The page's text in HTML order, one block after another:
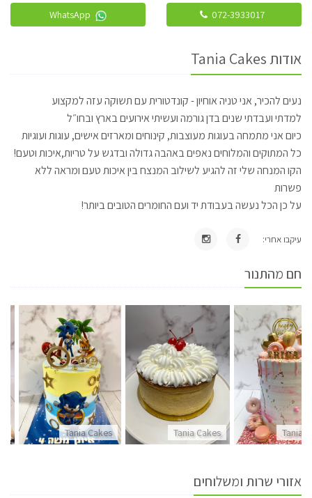
072-3933017
אודות Tania Cakes
נעים להכיר, אני טניה אוחיון - קונדטורית עם תשוקה עזה למקצוע
למדתי ועבדתי שנים בדן גורמה ועשיתי אירועים בארץ ובחו״ל
כיום אני מתמחה בעוגות מעוצבות, קינוחים ומארזים אישים, עוגות ועוגיות
כל המתוקים והמלוחים נאפים באהבה גדולה ובדגש על טריות,איכות וטעם!
הקו המנחה שלי זה להגיע לשילוב המנצח בין איכות טעם ומראה ללא
פשרות
על כן הכל נעשה בעבודת יד ועם החומרים הטובים ביותר!
עיקבו אחרי:
חם מהתנור
Tania
Tania Cakes
Tania Cakes
אזורי שרות ומשלוחים